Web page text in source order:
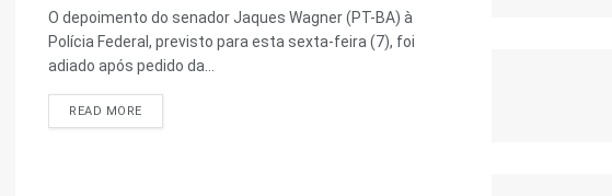
O depoimento do senador Jaques Wagner (PT-BA) à
Polícia Federal, previsto para esta sexta-feira (7), foi
adiado após pedido da...
READ MORE